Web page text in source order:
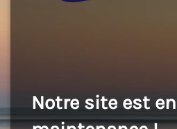
Notre site est en